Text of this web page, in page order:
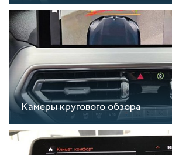
Камеры кругового обзора